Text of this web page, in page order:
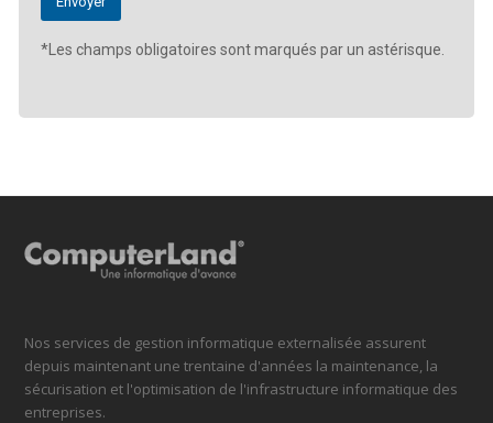
*Les champs obligatoires sont marqués par un astérisque.
Nos services de gestion informatique externalisée assurent
depuis maintenant une trentaine d'années la maintenance, la
sécurisation et l'optimisation de l'infrastructure informatique des
entreprises.